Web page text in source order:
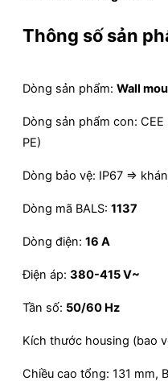
Thông số sản
Dòng sản phẩm: Wall
Dòng sản phẩm con:
PE)
Dòng bảo vệ: IP67 ⇒
Dòng mã BALS: 1137
Dòng điện: 16 A
Điện áp: 380-415 V~
Tần số: 50/60 Hz
Kích thước housing (bao
Chiều cao tổng: 131 mm,